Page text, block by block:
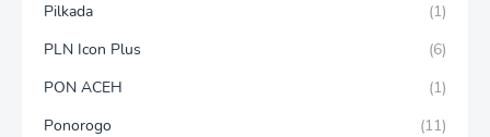
Pilkada
(1)
PLN Icon Plus
(6)
PON ACEH
(1)
Ponorogo
(11)